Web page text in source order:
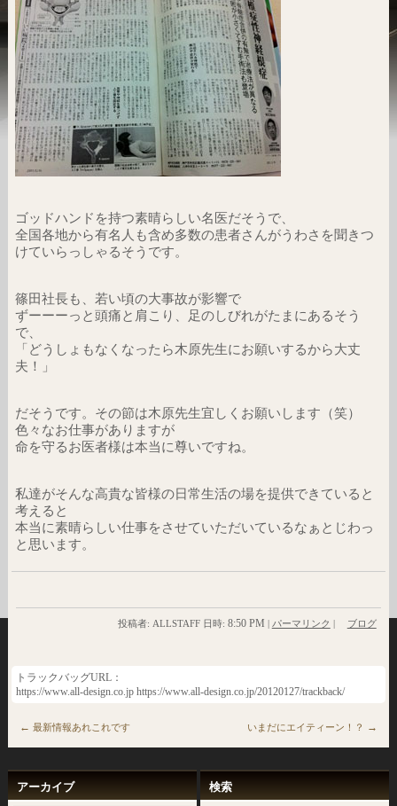
ゴッドハンドを持つ素晴らしい名医だそうで、
全国各地から有名人も含め多数の患者さんがうわさを聞きつ
けていらっしゃるそうです。
篠田社長も、若い頃の大事故が影響で
ずーーーっと頭痛と肩こり、足のしびれがたまにあるそう
で、
「どうしょもなくなったら木原先生にお願いするから大丈
夫！」
だそうです。その節は木原先生宜しくお願いします（笑）
色々なお仕事がありますが
命を守るお医者様は本当に尊いですね。
私達がそんな高貴な皆様の日常生活の場を提供できていると
考えると
本当に素晴らしい仕事をさせていただいているなぁとじわっ
と思います。
投稿者: ALLSTAFF 日時: 8:50 PM | パーマリンク | ブログ
トラックバッグURL：
https://www.all-design.co.jp https://www.all-design.co.jp/20120127/trackback/
← 最新情報あれこれです いまだにエイティーン！？ →
アーカイブ 検索